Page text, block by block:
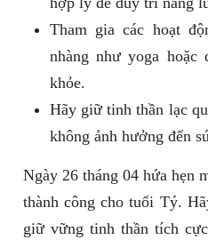
Tham gia các hoạt
nhàng như yoga
khỏe.
Hãy giữ tinh thần lạc
không ảnh hưởng đến
Ngày 26 tháng 04 hứa hẹn
thành công cho tuổi Tý.
giữ vững tinh thần tích